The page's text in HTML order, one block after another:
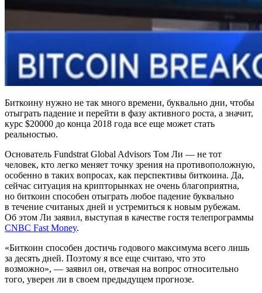
Биткоину нужно не так много времени, буквально дни, чтобы
отыграть падение и перейти в фазу активного роста, а значит,
курс $20000 до конца 2018 года все еще может стать
реальностью.
Основатель Fundstrat Global Advisors Том Ли — не тот
человек, кто легко меняет точку зрения на противоположную,
особенно в таких вопросах, как перспективы биткоина. Да,
сейчас ситуация на крипторынках не очень благоприятна,
но биткоин способен отыграть любое падение буквально
в течение считаных дней и устремиться к новым рубежам.
Об этом Ли заявил, выступая в качестве гостя телепрограммы
CNBC Fast Money.
«Биткоин способен достичь годового максимума всего лишь
за десять дней. Поэтому я все еще считаю, что это
возможно», — заявил он, отвечая на вопрос относительно
того, уверен ли в своем предыдущем прогнозе.